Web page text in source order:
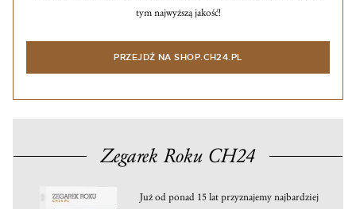
tym najwyższą jakość!
PRZEJDŹ NA SHOP.CH24.PL
Zegarek Roku CH24
Już od ponad 15 lat przyznajemy najbardziej